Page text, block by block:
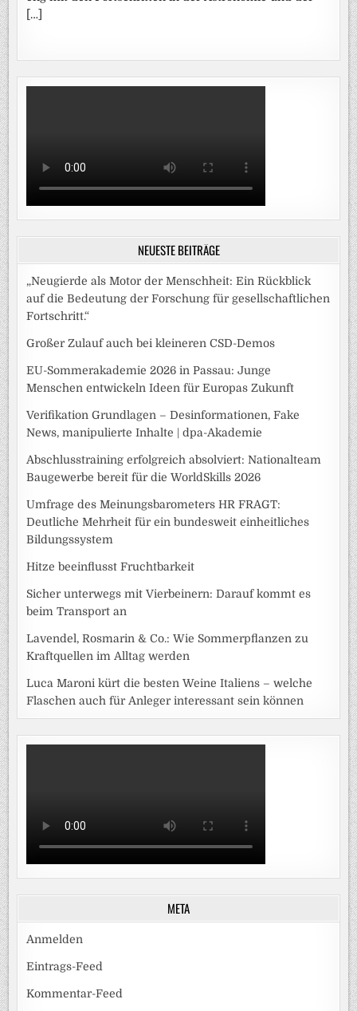
[…]
NEUESTE BEITRÄGE
„Neugierde als Motor der Menschheit: Ein Rückblick
auf die Bedeutung der Forschung für gesellschaftlichen
Fortschritt.“
Großer Zulauf auch bei kleineren CSD-Demos
EU-Sommerakademie 2026 in Passau: Junge
Menschen entwickeln Ideen für Europas Zukunft
Verifikation Grundlagen – Desinformationen, Fake
News, manipulierte Inhalte | dpa-Akademie
Abschlusstraining erfolgreich absolviert: Nationalteam
Baugewerbe bereit für die WorldSkills 2026
Umfrage des Meinungsbarometers HR FRAGT:
Deutliche Mehrheit für ein bundesweit einheitliches
Bildungssystem
Hitze beeinflusst Fruchtbarkeit
Sicher unterwegs mit Vierbeinern: Darauf kommt es
beim Transport an
Lavendel, Rosmarin & Co.: Wie Sommerpflanzen zu
Kraftquellen im Alltag werden
Luca Maroni kürt die besten Weine Italiens – welche
Flaschen auch für Anleger interessant sein können
META
Anmelden
Eintrags-Feed
Kommentar-Feed